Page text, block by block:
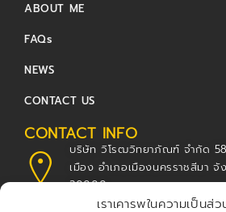
เราเคารพในความเป็นส่
ABOUT ME
FAQs
NEWS
CONTACT US
CONTACT INFO
บริษัท วิโรฒวิทยาภัณฑ์ จำกัด
เมือง อำเภอเมืองนครราชสีมา
30000